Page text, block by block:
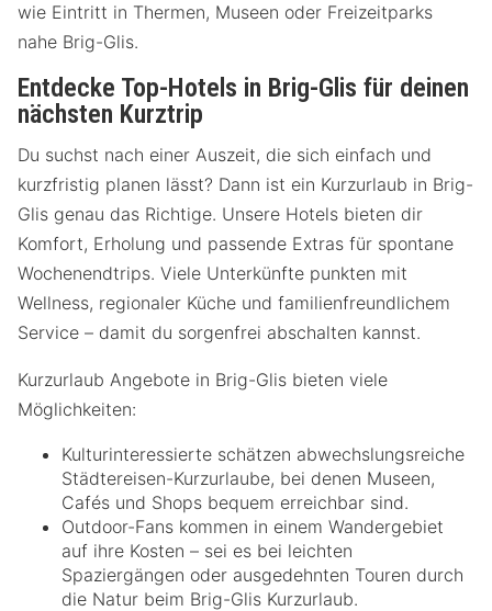
wie Eintritt in Thermen, Museen oder Freizeitparks
nahe Brig-Glis.
Entdecke Top-Hotels in Brig-Glis für deinen
nächsten Kurztrip
Du suchst nach einer Auszeit, die sich einfach und
kurzfristig planen lässt? Dann ist ein Kurzurlaub in Brig-
Glis genau das Richtige. Unsere Hotels bieten dir
Komfort, Erholung und passende Extras für spontane
Wochenendtrips. Viele Unterkünfte punkten mit
Wellness, regionaler Küche und familienfreundlichem
Service – damit du sorgenfrei abschalten kannst.
Kurzurlaub Angebote in Brig-Glis bieten viele
Möglichkeiten:
Kulturinteressierte schätzen abwechslungsreiche
Städtereisen-Kurzurlaube, bei denen Museen,
Cafés und Shops bequem erreichbar sind.
Outdoor-Fans kommen in einem Wandergebiet
auf ihre Kosten – sei es bei leichten
Spaziergängen oder ausgedehnten Touren durch
die Natur beim Brig-Glis Kurzurlaub.